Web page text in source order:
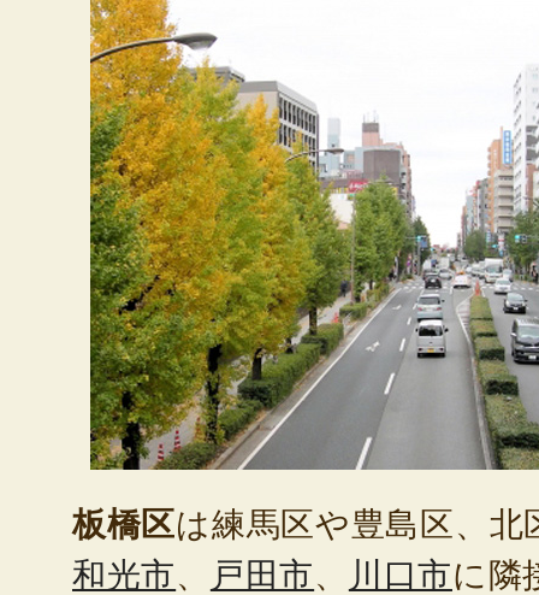
板橋区は練馬区や豊島区、北
和光市、 戸田市、 川口市に隣